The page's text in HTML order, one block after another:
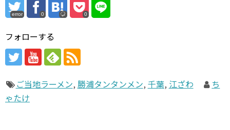
error 0 0
フォローする
ご当地ラーメン, 勝浦タンタンメン, 千葉, 江ざわ
ち
ゃたけ